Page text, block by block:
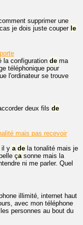
supprimer une
je dois juste couper le
porte
la configuration de ma
téléphonique pour
l'ordinateur se trouve
deux fils de
mais pas recevoir
il y a de la tonalité mais je
çasonne mais la
ni me parler. Quel
illimité, internet haut
avec mon téléphone
personnes au bout du